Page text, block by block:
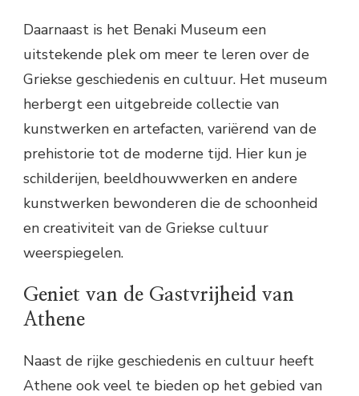
Daarnaast is het Benaki Museum een
uitstekende plek om meer te leren over de
Griekse geschiedenis en cultuur. Het museum
herbergt een uitgebreide collectie van
kunstwerken en artefacten, variërend van de
prehistorie tot de moderne tijd. Hier kun je
schilderijen, beeldhouwwerken en andere
kunstwerken bewonderen die de schoonheid
en creativiteit van de Griekse cultuur
weerspiegelen.
Geniet van de Gastvrijheid van
Athene
Naast de rijke geschiedenis en cultuur heeft
Athene ook veel te bieden op het gebied van